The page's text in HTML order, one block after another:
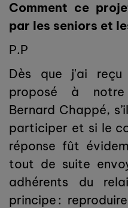
Comment ce
par les seniors et
P.P
Dès que j'ai reçu
proposé à notre
Bernard Chappé,
participer et si le
réponse fût
tout de suite
adhérents du
principe :